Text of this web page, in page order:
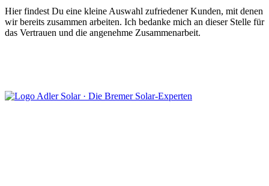
Hier findest Du eine kleine Auswahl zufriedener Kunden, mit denen
wir bereits zusammen arbeiten. Ich bedanke mich an dieser Stelle für
das Vertrauen und die angenehme Zusammenarbeit.